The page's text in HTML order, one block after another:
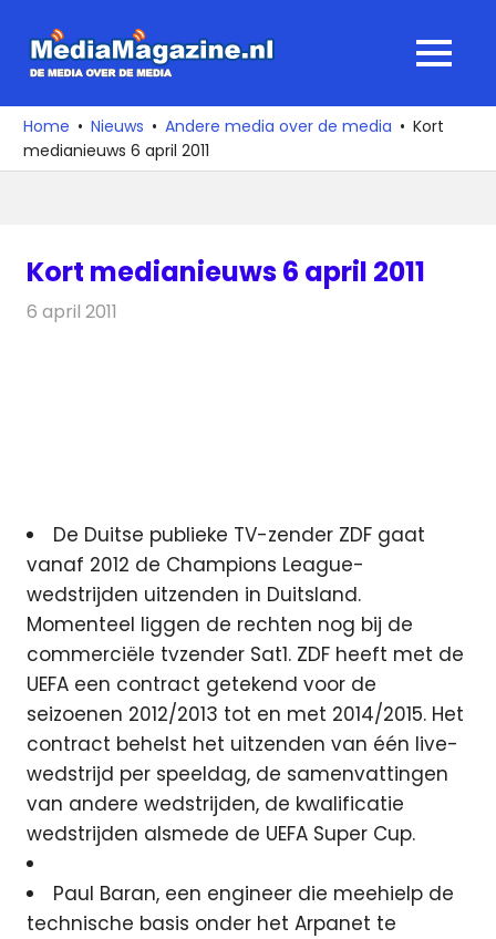
naar
media
over
de
MENU
Home Nieuws Andere media over de media
Kort
medianieuws 6 april 2011
Kort medianieuws 6 april 2011
6 april 2011
De Duitse publieke TV-zender ZDF gaat
vanaf 2012 de Champions League-
wedstrijden uitzenden in Duitsland.
Momenteel liggen de rechten nog bij de
commerciële tvzender Sat1. ZDF heeft met de
UEFA een contract getekend voor de
seizoenen 2012/2013 tot en met 2014/2015. Het
contract behelst het uitzenden van één live-
wedstrijd per speeldag, de samenvattingen
van andere wedstrijden, de kwalificatie
wedstrijden alsmede de UEFA Super Cup.
Paul Baran, een engineer die meehielp de
technische basis onder het Arpanet te